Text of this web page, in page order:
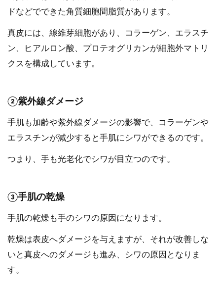
ドなどでできた角質細胞間脂質があります。
真皮には、線維芽細胞があり、コラーゲン、エラスチ
ン、ヒアルロン酸、プロテオグリカンが細胞外マトリ
クスを構成しています。
②紫外線ダメージ
手肌も加齢や紫外線ダメージの影響で、コラーゲンや
エラスチンが減少すると手肌にシワができるのです。
つまり、手も光老化でシワが目立つのです。
③手肌の乾燥
手肌の乾燥も手のシワの原因になります。
乾燥は表皮へダメージを与えますが、それが改善しな
いと真皮へのダメージも進み、シワの原因となりま
す。